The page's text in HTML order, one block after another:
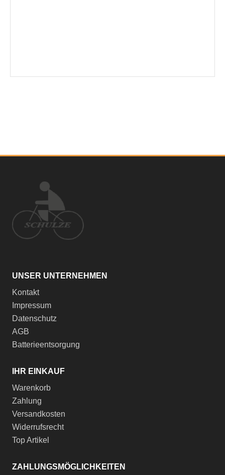
UNSER UNTERNEHMEN
Kontakt
Impressum
Datenschutz
AGB
Batterieentsorgung
IHR EINKAUF
Warenkorb
Zahlung
Versandkosten
Widerrufsrecht
Top Artikel
ZAHLUNGSMÖGLICHKEITEN